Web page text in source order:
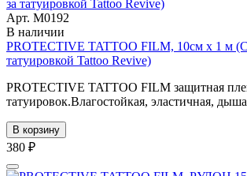
Арт. М0192
В наличии
PROTECTIVE TATTOO FILM, 10см х 1 м
татуировкой Tattoo Revive)
PROTECTIVE TATTOO FILM защитная
татуировок.Влагостойкая, эластичная,
В корзину
380 ₽